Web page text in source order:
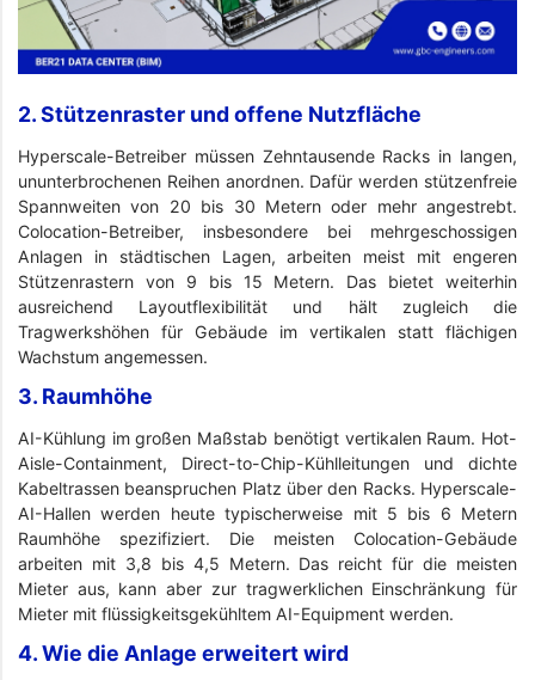
2. Stützenraster und offene Nutzfläche
Hyperscale-Betreiber müssen Zehntausende Racks in langen,
ununterbrochenen Reihen anordnen. Dafür werden stützenfreie
Spannweiten von 20 bis 30 Metern oder mehr angestrebt.
Colocation-Betreiber, insbesondere bei mehrgeschossigen
Anlagen in städtischen Lagen, arbeiten meist mit engeren
Stützenrastern von 9 bis 15 Metern. Das bietet weiterhin
ausreichend Layoutflexibilität und hält zugleich die
Tragwerkshöhen für Gebäude im vertikalen statt flächigen
Wachstum angemessen.
3. Raumhöhe
AI-Kühlung im großen Maßstab benötigt vertikalen Raum. Hot-
Aisle-Containment, Direct-to-Chip-Kühlleitungen und dichte
Kabeltrassen beanspruchen Platz über den Racks. Hyperscale-
AI-Hallen werden heute typischerweise mit 5 bis 6 Metern
Raumhöhe spezifiziert. Die meisten Colocation-Gebäude
arbeiten mit 3,8 bis 4,5 Metern. Das reicht für die meisten
Mieter aus, kann aber zur tragwerklichen Einschränkung für
Mieter mit flüssigkeitsgekühltem AI-Equipment werden.
4. Wie die Anlage erweitert wird